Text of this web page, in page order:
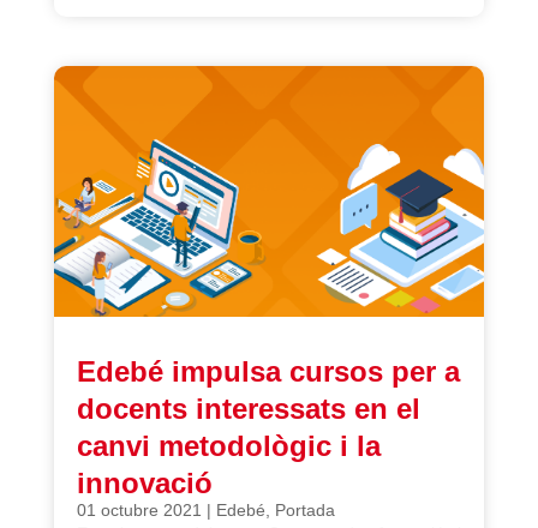
Edebé impulsa cursos per a
docents interessats en el
canvi metodològic i la
innovació
01 octubre 2021 | Edebé
Portada